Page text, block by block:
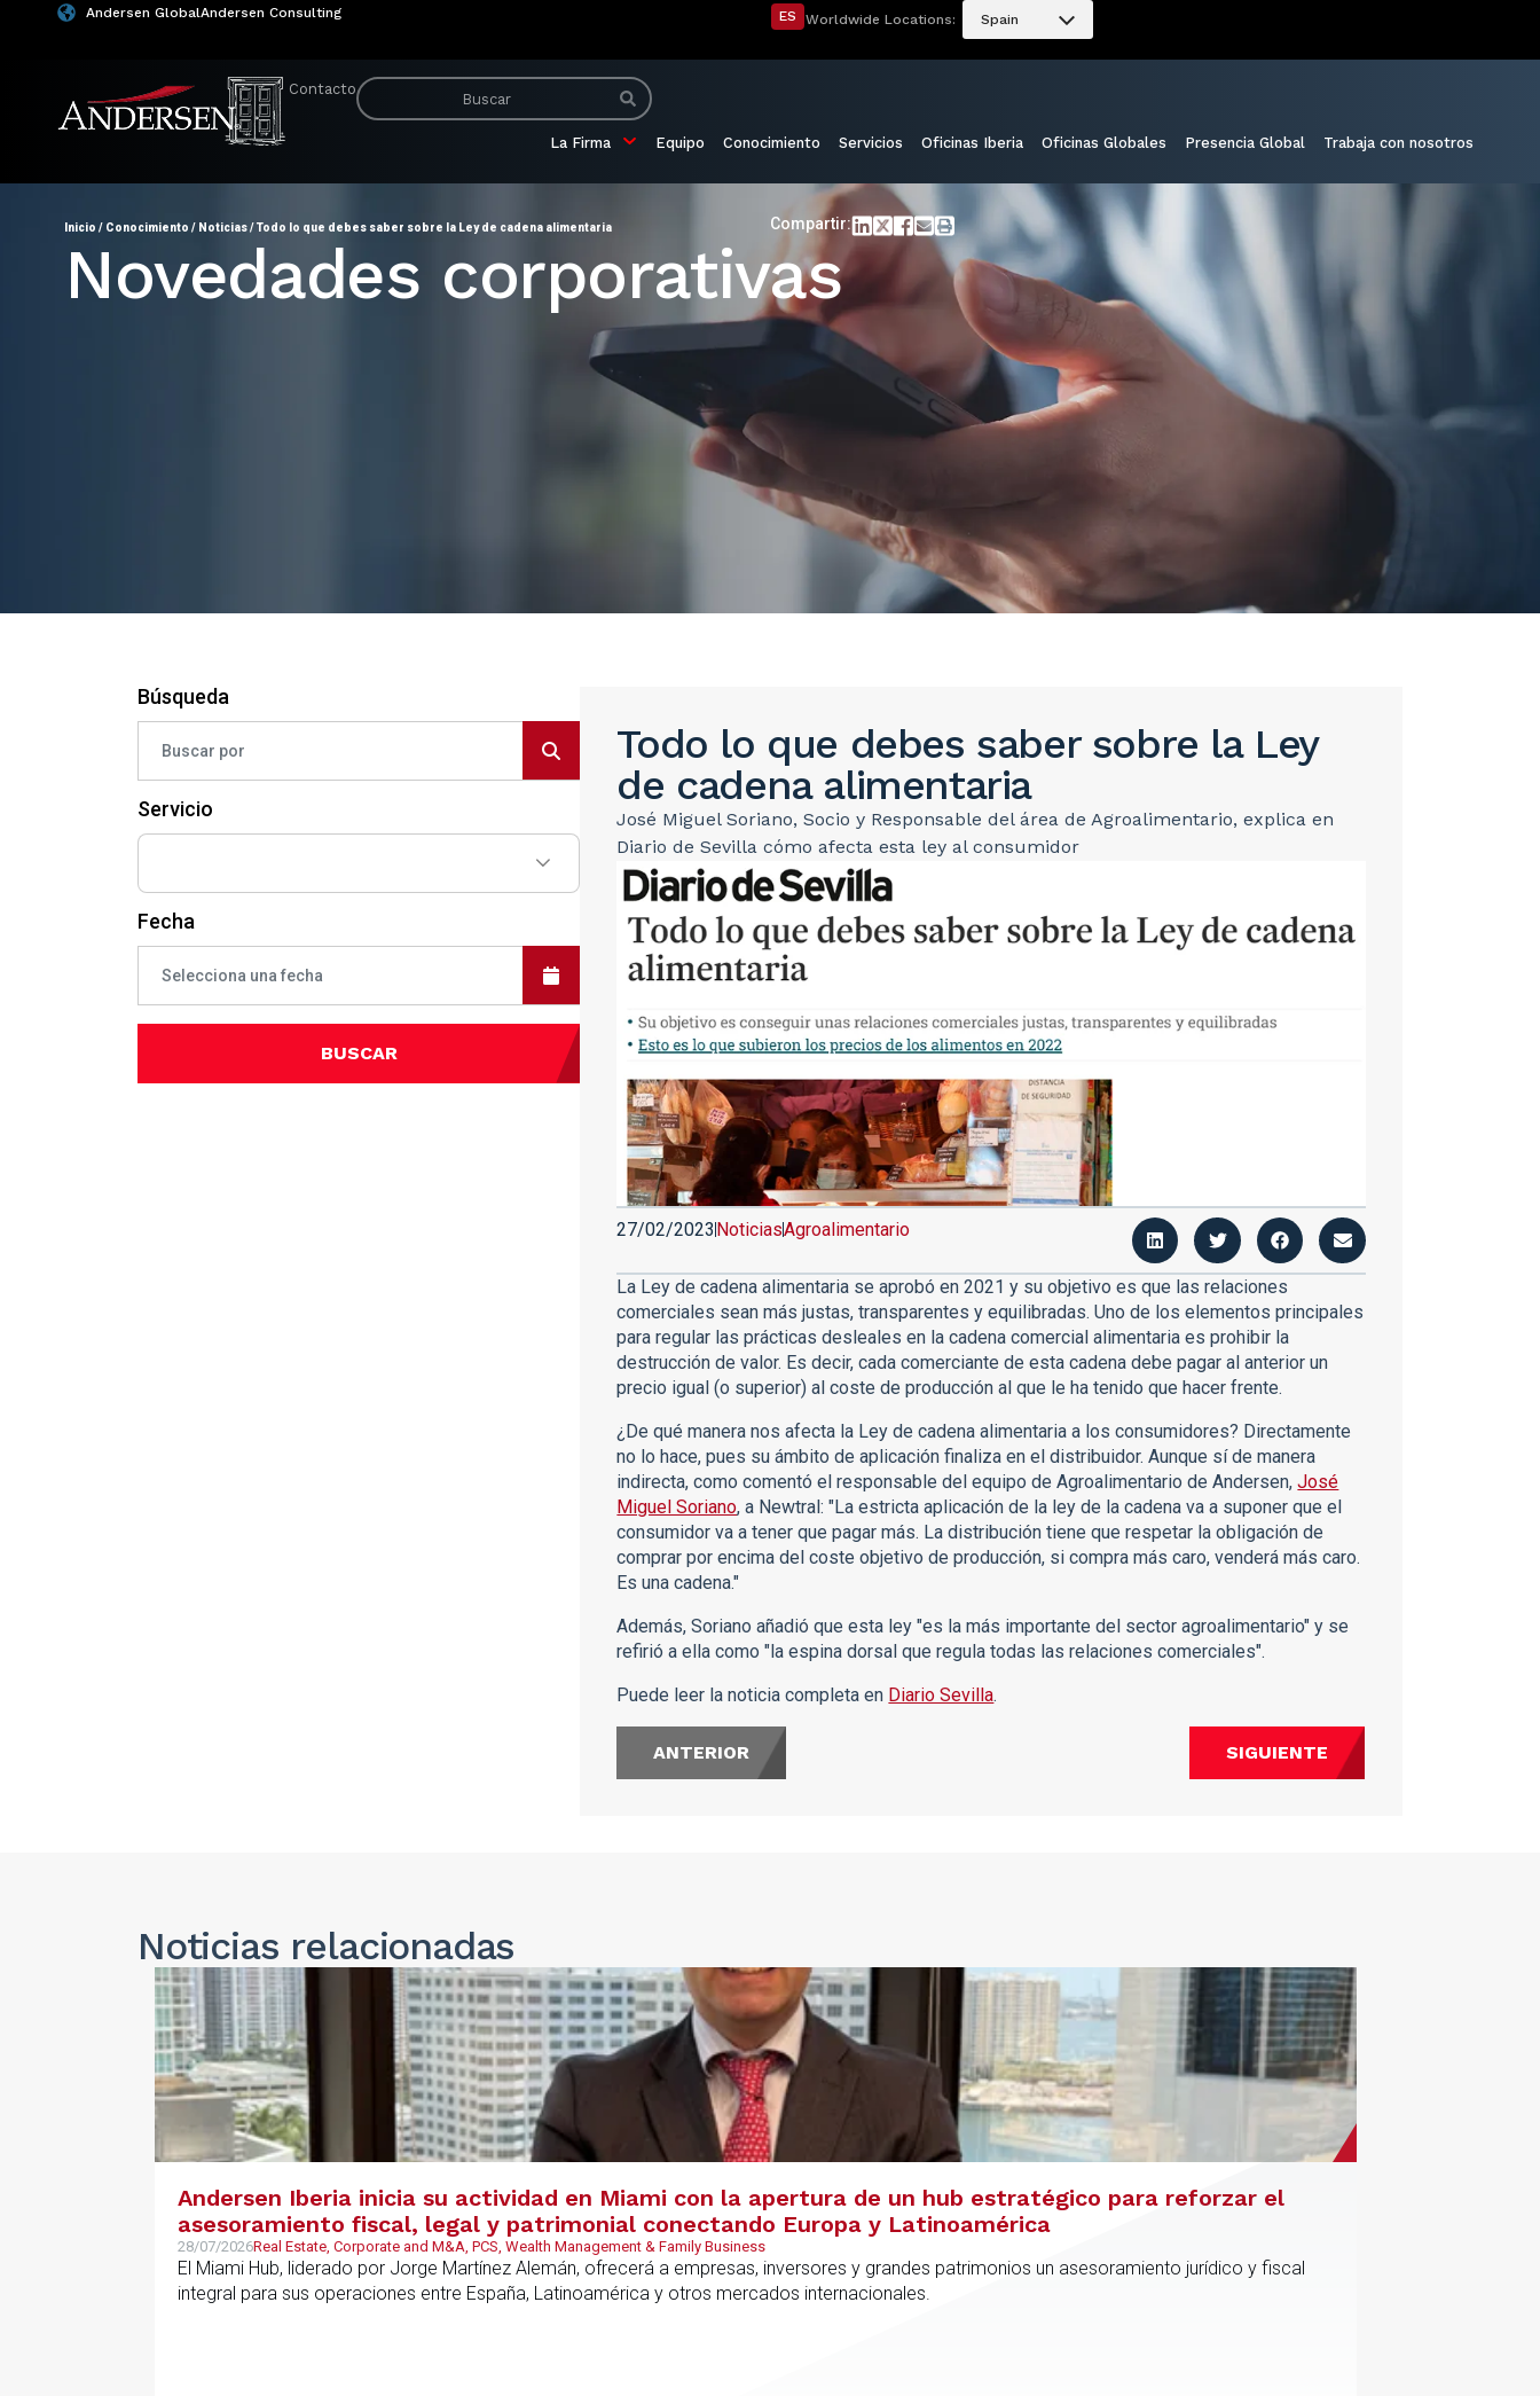
Andersen GlobalAndersen Consulting ES Worldwide Locations: Spain
Contacto
La Firma Equipo Conocimiento Servicios Oficinas Iberia Oficinas Globales Presencia Global Trabaja con nosotros
Inicio / Conocimiento / Noticias/Todo lo que debes saber sobre la Ley de cadena alimentaria Compartir:
Novedades corporativas
Búsqueda
Servicio
Fecha
BUSCAR
Todo lo que debes saber sobre la Ley
de cadena alimentaria
José Miguel Soriano, Socio y Responsable del área de Agroalimentario, explica en
Diario de Sevilla cómo afecta esta ley al consumidor
27/02/2023NoticiasAgroalimentario
La Ley de cadena alimentaria se aprobó en 2021 y su objetivo es que las relaciones
comerciales sean más justas, transparentes y equilibradas. Uno de los elementos principales
para regular las prácticas desleales en la cadena comercial alimentaria es prohibir la
destrucción de valor. Es decir, cada comerciante de esta cadena debe pagar al anterior un
precio igual (o superior) al coste de producción al que le ha tenido que hacer frente.
¿De qué manera nos afecta la Ley de cadena alimentaria a los consumidores? Directamente
no lo hace, pues su ámbito de aplicación finaliza en el distribuidor. Aunque sí de manera
indirecta, como comentó el responsable del equipo de Agroalimentario de Andersen,José
Miguel Soriano, a Newtral: "La estricta aplicación de la ley de la cadena va a suponer que el
consumidor va a tener que pagar más. La distribución tiene que respetar la obligación de
comprar por encima del coste objetivo de producción, si compra más caro, venderá más caro.
Es una cadena."
Además, Soriano añadió que esta ley "es la más importante del sector agroalimentario" y se
refirió a ella como "la espina dorsal que regula todas las relaciones comerciales".
Puede leer la noticia completa en Diario Sevilla.
ANTERIOR SIGUIENTE
Noticias relacionadas
Andersen Iberia inicia su actividad en Miami con la apertura de un hub estratégico para reforzar el
asesoramiento fiscal, legal y patrimonial conectando Europa y Latinoamérica
28/07/2026Real Estate, Corporate and M&A, PCS, Wealth Management & Family Business
El Miami Hub, liderado por Jorge Martínez Alemán, ofrecerá a empresas, inversores y grandes patrimonios un asesoramiento jurídico y fiscal
integral para sus operaciones entre España, Latinoamérica y otros mercados internacionales.